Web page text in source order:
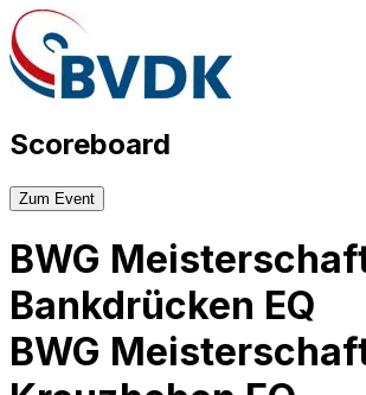
Scoreboard
Zum Event
BWG
Bankdrücken EQ
BWG